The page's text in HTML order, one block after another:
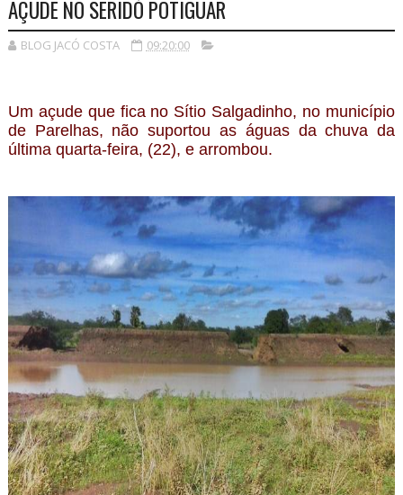
AÇUDE NO SERIDÓ POTIGUAR
BLOG JACÓ COSTA 09:20:00
Um açude que fica no Sítio Salgadinho, no município
de Parelhas, não suportou as águas da chuva da
última quarta-feira, (22), e arrombou.